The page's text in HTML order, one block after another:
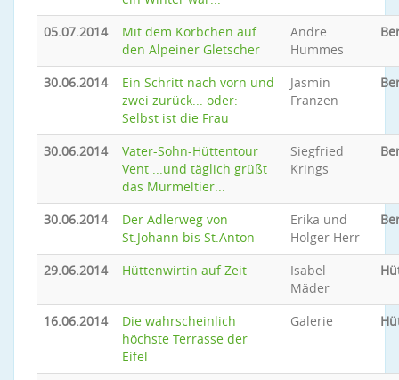
05.07.2014
Mit dem Körbchen auf
den Alpeiner Gletscher
Andre
Hummes
30.06.2014
Ein Schritt nach vorn und
zwei zurück... oder:
Selbst ist die Frau
Jasmin
Franzen
30.06.2014
Vater-Sohn-Hüttentour
Vent ...und täglich grüßt
das Murmeltier...
Siegfried
Krings
30.06.2014
Der Adlerweg von
St.Johann bis St.Anton
Erika und
Holger Herr
29.06.2014 Hüttenwirtin auf Zeit
Isabel
Mäder
16.06.2014
Die wahrscheinlich
höchste Terrasse der
Eifel
Galerie